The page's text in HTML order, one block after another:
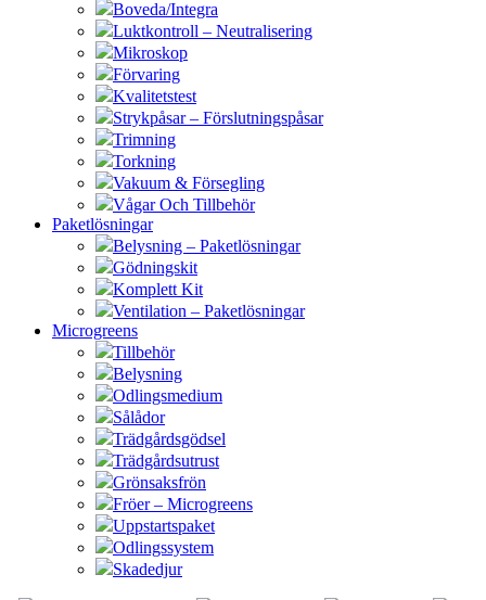
Boveda/Integra
Luktkontroll – Neutralisering
Mikroskop
Förvaring
Kvalitetstest
Strykpåsar – Förslutningspåsar
Trimning
Torkning
Vakuum & Försegling
Vågar Och Tillbehör
Paketlösningar
Belysning – Paketlösningar
Gödningskit
Komplett Kit
Ventilation – Paketlösningar
Microgreens
Tillbehör
Belysning
Odlingsmedium
Sålådor
Trädgårdsgödsel
Trädgårdsutrust
Grönsaksfrön
Fröer – Microgreens
Uppstartspaket
Odlingssystem
Skadedjur